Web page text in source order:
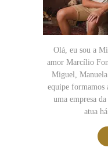
Olá, eu sou a
amor Marcílio
Miguel, Manuela
equipe
uma empresa
atua